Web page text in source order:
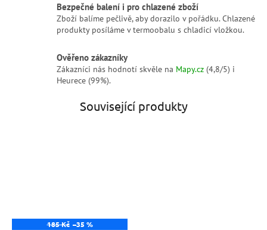
Bezpečné balení i pro chlazené zboží
Zboží balíme pečlivě, aby dorazilo v pořádku. Chlazené
produkty posíláme v termoobalu s chladicí vložkou.
Ověřeno zákazníky
Zákazníci nás hodnotí skvěle na Mapy.cz (4,8/5) i
Heurece (99%).
Související produkty
185 Kč –35 %